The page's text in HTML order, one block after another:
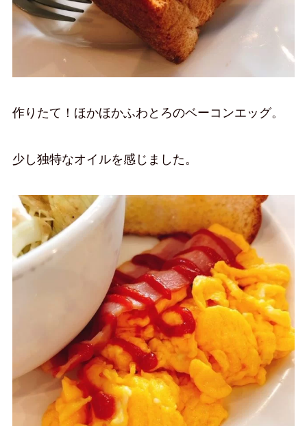
作りたて！ほかほかふわとろのベーコンエッグ。
少し独特なオイルを感じました。